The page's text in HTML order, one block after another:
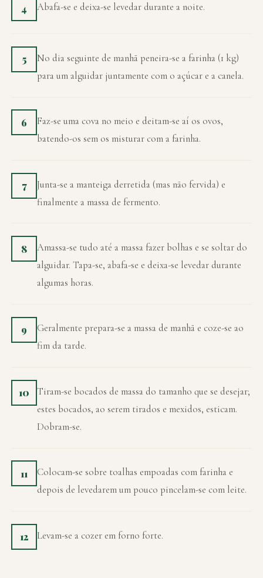
4 Abafa-se e deixa-se levedar durante a noite.
5
No dia seguinte de manhã peneira-se a farinha (1 kg)
para um alguidar juntamente com o açúcar e a canela.
6
Faz-se uma cova no meio e deitam-se aí os ovos,
batendo-os sem os misturar com a farinha.
7
Junta-se a manteiga derretida (mas não fervida) e
finalmente a massa de fermento.
8
Amassa-se tudo até a massa fazer bolhas e se soltar do
alguidar. Tapa-se, abafa-se e deixa-se levedar durante
algumas horas.
9
Geralmente prepara-se a massa de manhã e coze-se ao
fim da tarde.
10
Tiram-se bocados de massa do tamanho que se desejar;
estes bocados, ao serem tirados e mexidos, esticam.
Dobram-se.
11
Colocam-se sobre toalhas empoadas com farinha e
depois de levedarem um pouco pincelam-se com leite.
12 Levam-se a cozer em forno forte.